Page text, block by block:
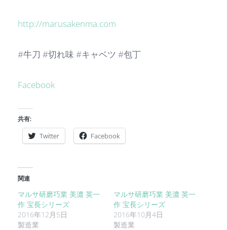
http://marusakenma.com
#牛刀 #切れ味 #キャベツ #包丁
Facebook
共有:
Twitter Facebook
関連
マルサ研磨巧業 美濃 英一
作 宝長シリーズ
2016年12月5日
製造業
マルサ研磨巧業 美濃 英一
作 宝長シリーズ
2016年10月4日
製造業